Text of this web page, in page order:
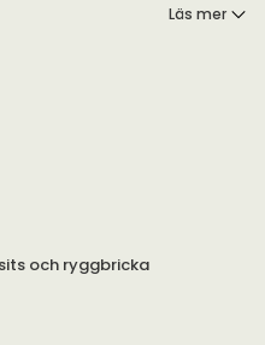
som är lätt att kombinera
Läs mer
och ryggbricka